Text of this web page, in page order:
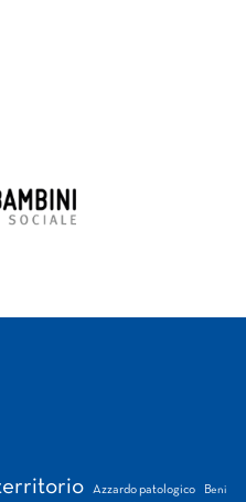
Azzardo patologico Beni